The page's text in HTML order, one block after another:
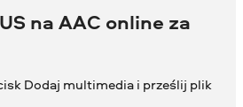
na AAC online za
Dodaj multimedia i prześlij plik